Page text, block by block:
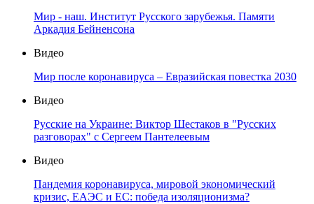
Мир - наш. Институт Русского зарубежья. Памяти
Аркадия Бейненсона
Видео
Мир после коронавируса – Евразийская повестка 2030
Видео
Русские на Украине: Виктор Шестаков в "Русских
разговорах" с Сергеем Пантелеевым
Видео
Пандемия коронавируса, мировой экономический
кризис, ЕАЭС и ЕС: победа изоляционизма?